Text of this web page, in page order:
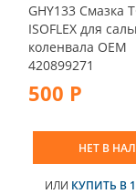
GHY133 Смазка
ISOFLEX для
коленвала OEM
420899271
500 Р
НЕТ В
ИЛИ КУПИТЬ В